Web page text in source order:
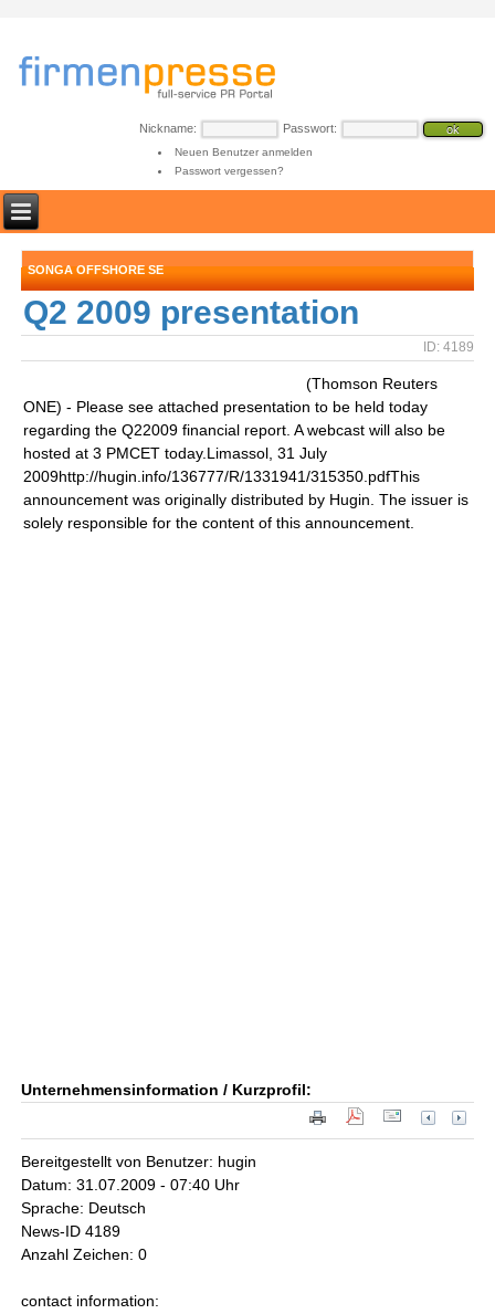
Nickname: Passwort:
Neuen Benutzer anmelden
Passwort vergessen?
SONGA OFFSHORE SE
Q2 2009 presentation
ID: 4189
(Thomson Reuters
ONE) - Please see attached presentation to be held today
regarding the Q22009 financial report. A webcast will also be
hosted at 3 PMCET today.Limassol, 31 July
2009http://hugin.info/136777/R/1331941/315350.pdfThis
announcement was originally distributed by Hugin. The issuer is
solely responsible for the content of this announcement.
Unternehmensinformation / Kurzprofil:
Bereitgestellt von Benutzer: hugin
Datum: 31.07.2009 - 07:40 Uhr
Sprache: Deutsch
News-ID 4189
Anzahl Zeichen: 0
contact information: